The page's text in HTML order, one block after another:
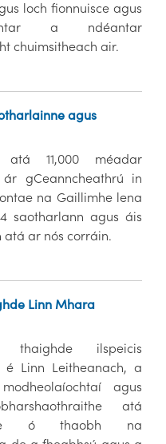
loch fionnuisce agus
a ndéantar
chuimsitheach air.
agus
atá 11,000 méadar
gCeanncheathrú in
na Gaillimhe lena
saotharlann agus áis
ar nós corráin.
Linn Mhara
ilspeicis
é Linn Leitheanach, a
agus
atá
ó thaobh na